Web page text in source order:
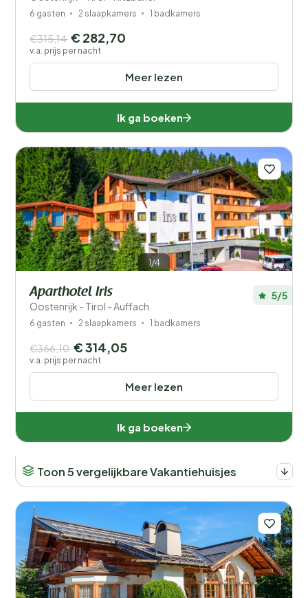
6 gasten 2 slaapkamers 1 badkamers
Meer lezen
€315,14 € 282,70
v.a. prijs per nacht
Ik ga boeken
1/4
Aparthotel Iris
Oostenrijk - Tirol - Auffach
5/5
6 gasten 2 slaapkamers 1 badkamers
Meer lezen
€366,10 € 314,05
v.a. prijs per nacht
Ik ga boeken
Toon 5 vergelijkbare Vakantiehuisjes